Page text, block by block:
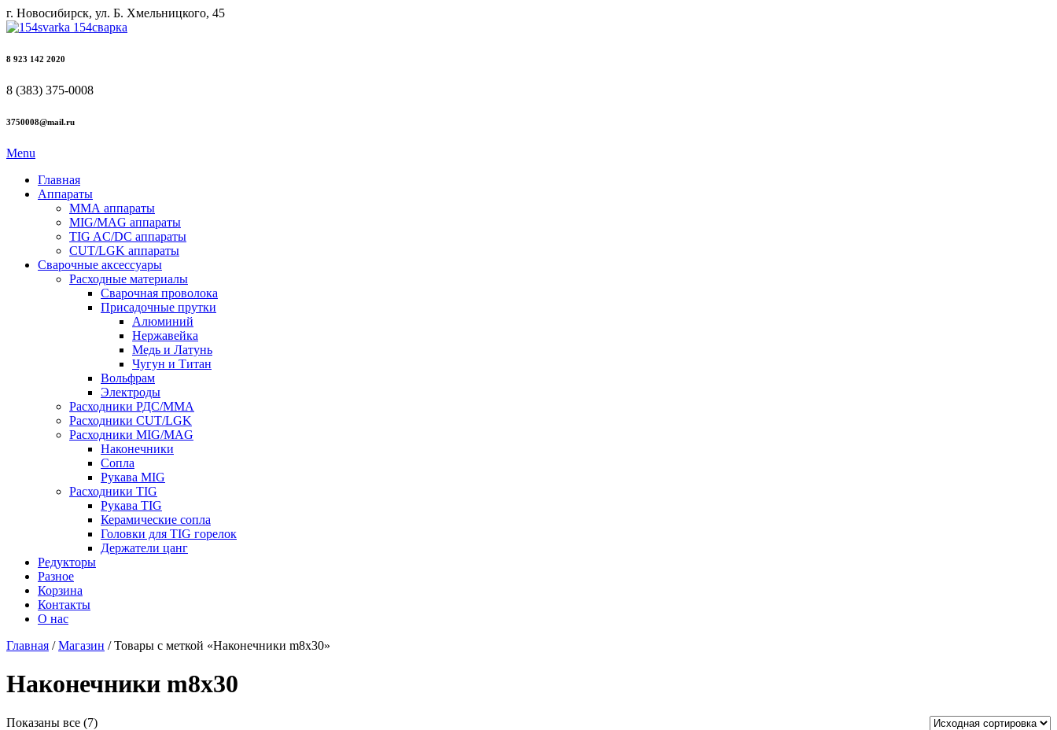
г. Новосибирск, ул. Б. Хмельницкого, 45
8 923 142 2020
8 (383) 375-0008
3750008@mail.ru
Menu
Главная
Аппараты
ММА аппараты
MIG/MAG аппараты
TIG AC/DC аппараты
CUT/LGK аппараты
Сварочные аксессуары
Расходные материалы
Сварочная проволока
Присадочные прутки
Алюминий
Нержавейка
Медь и Латунь
Чугун и Титан
Вольфрам
Электроды
Расходники РДС/MMA
Расходники CUT/LGK
Расходники MIG/MAG
Наконечники
Сопла
Рукава MIG
Расходники TIG
Рукава TIG
Керамические сопла
Головки для TIG горелок
Держатели цанг
Редукторы
Разное
Корзина
Контакты
О нас
Главная /Магазин / Товары с меткой «Наконечники m8x30»
Наконечники m8x30
Показаны все (7)